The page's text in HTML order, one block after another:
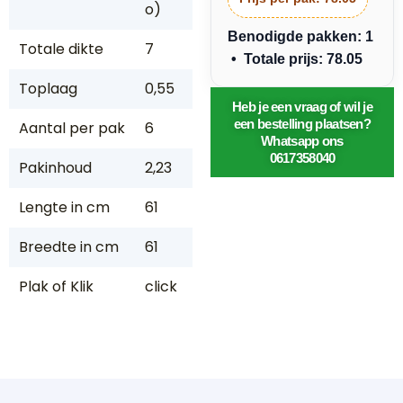
o)
Totale dikte
7
Toplaag
0,55
Aantal per pak
6
Pakinhoud
2,23
Lengte in cm
61
Breedte in cm
61
Plak of Klik
click
Benodigde pakken: 1
• Totale prijs: 78.05
Heb je een vraag of wil je
een bestelling plaatsen?
Whatsapp ons
0617358040